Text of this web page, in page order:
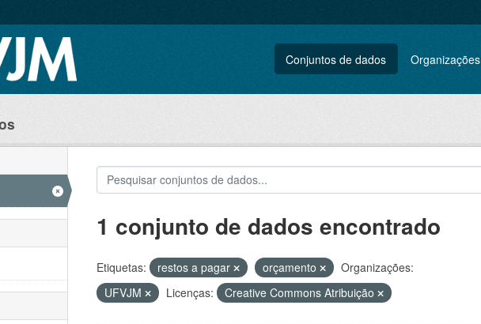
Conjuntos de dados Organizações
1 conjunto de dados encontrado
Etiquetas: restos a pagar orçamento
Organizações:
UFVJM
Licenças: Creative Commons Atribuição